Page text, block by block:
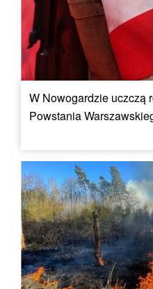
W Nowogardzie uczczą
Powstania